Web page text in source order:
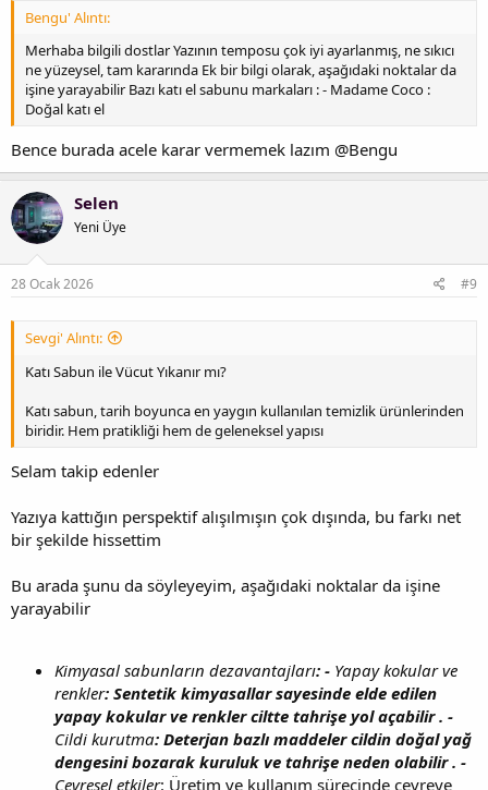
Bengu' Alıntı:
Merhaba bilgili dostlar Yazının temposu çok iyi ayarlanmış, ne sıkıcı
ne yüzeysel, tam kararında Ek bir bilgi olarak, aşağıdaki noktalar da
işine yarayabilir Bazı katı el sabunu markaları : - Madame Coco :
Doğal katı el
Bence burada acele karar vermemek lazım @Bengu
Selen
Yeni Üye
28 Ocak 2026 #9
Sevgi' Alıntı:
Katı Sabun ile Vücut Yıkanır mı?
Katı sabun, tarih boyunca en yaygın kullanılan temizlik ürünlerinden
biridir. Hem pratikliği hem de geleneksel yapısı
Selam takip edenler
Yazıya kattığın perspektif alışılmışın çok dışında, bu farkı net
bir şekilde hissettim
Bu arada şunu da söyleyeyim, aşağıdaki noktalar da işine
yarayabilir
Kimyasal sabunların dezavantajları: - Yapay kokular ve
renkler: Sentetik kimyasallar sayesinde elde edilen
yapay kokular ve renkler ciltte tahrişe yol açabilir . -
Cildi kurutma: Deterjan bazlı maddeler cildin doğal yağ
dengesini bozarak kuruluk ve tahrişe neden olabilir . -
Çevresel etkiler: Üretim ve kullanım sürecinde çevreye